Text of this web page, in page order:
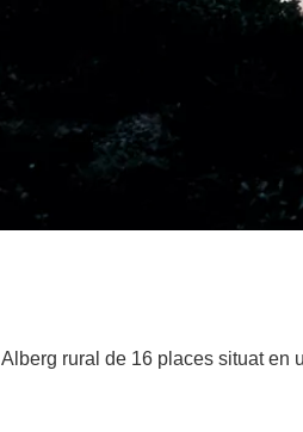
Alberg rural de 16 places situat en